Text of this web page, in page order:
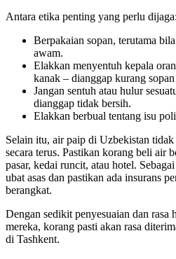
Antara etika penting yang perlu dijaga:
Berpakaian sopan, terutama
awam.
Elakkan menyentuh kepala
kanak – dianggap kurang
Jangan sentuh atau hulur
dianggap tidak bersih.
Elakkan berbual tentang isu
Selain itu, air paip di Uzbekistan
secara terus. Pastikan korang beli air
pasar, kedai runcit, atau hotel.
ubat asas dan pastikan ada insurans
berangkat.
Dengan sedikit penyesuaian dan rasa
mereka, korang pasti akan rasa
di Tashkent.